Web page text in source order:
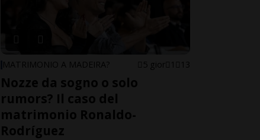
MATRIMONIO A MADEIRA? 5 gior 1 13
Nozze da sogno o solo
rumors? Il caso del
matrimonio Ronaldo-
Rodríguez